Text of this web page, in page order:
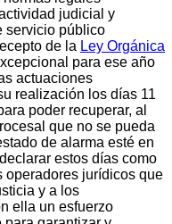
judicial y
servicio público
de la Ley Orgánica
para ese año
actuaciones
realización los días 11
poder recuperar, al
que no se pueda
de alarma esté en
estos días como
operadores jurídicos que
y a los
ella un esfuerzo